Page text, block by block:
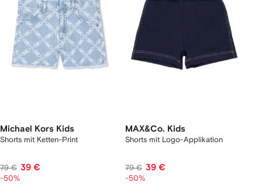
Michael Kors Kids
Shorts mit Ketten-Print
79 € 39 €
-50%
MAX&Co. Kids
Shorts mit Logo-Applikation
79 € 39 €
-50%